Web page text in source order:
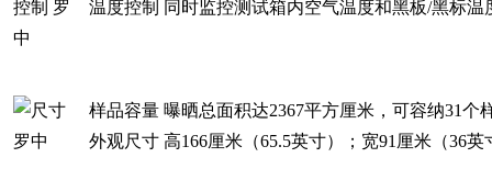
温度控制 同时监控测试箱内空气温度和黑板
样品容量 曝晒总面积达2367平方厘米，可容纳31个
外观尺寸 高166厘米（65.5英寸）；宽91厘米